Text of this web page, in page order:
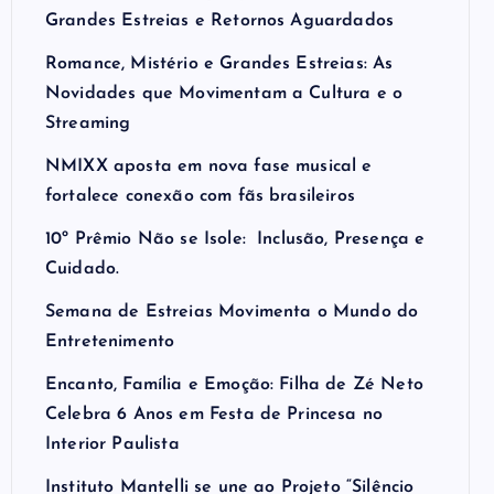
Grandes Estreias e Retornos Aguardados
Romance, Mistério e Grandes Estreias: As
Novidades que Movimentam a Cultura e o
Streaming
NMIXX aposta em nova fase musical e
fortalece conexão com fãs brasileiros
10º Prêmio Não se Isole: Inclusão, Presença e
Cuidado.
Semana de Estreias Movimenta o Mundo do
Entretenimento
Encanto, Família e Emoção: Filha de Zé Neto
Celebra 6 Anos em Festa de Princesa no
Interior Paulista
Instituto Mantelli se une ao Projeto “Silêncio